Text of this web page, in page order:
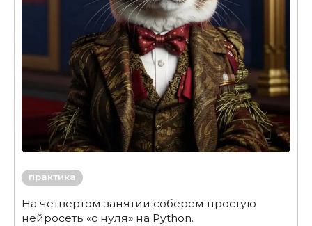
практика
На четвёртом занятии соберём простую
нейросеть «с нуля» на Python.